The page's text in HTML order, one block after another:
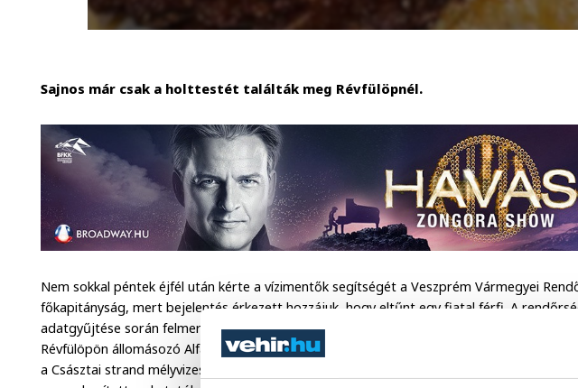
Sajnos már csak a holttestét találták meg Révfülöpnél.
Nem sokkal péntek éjfél után kérte a vízimentők segítségét a Veszprém Vármegyei
főkapitányság, mert bejelentés érkezett hozzájuk, hogy eltűnt egy fiatal férfi. A
adatgyűjtése során felmerült annak a gyanúja, hogy a vízben tűnhetett el a keresett
Révfülöpön állomásozó Alfa sürgősségi mentőhajó és vízimentő személyzete megkezdte
a Császtai strand mélyvizes területén. Az éjszakai hullámzás és a közel 29 fokos víz nagyon